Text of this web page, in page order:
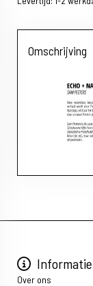
Omschrijving
Informatie
Over ons